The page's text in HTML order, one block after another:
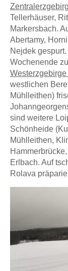
Tellerhäuser,
Markersbach.
Abertamy,
Nejdek
Wochenende
westlichen
Mühlleithen)
sind weitere
Schönheide
Mühlleithen,
Erlbach. Auf
Rolava